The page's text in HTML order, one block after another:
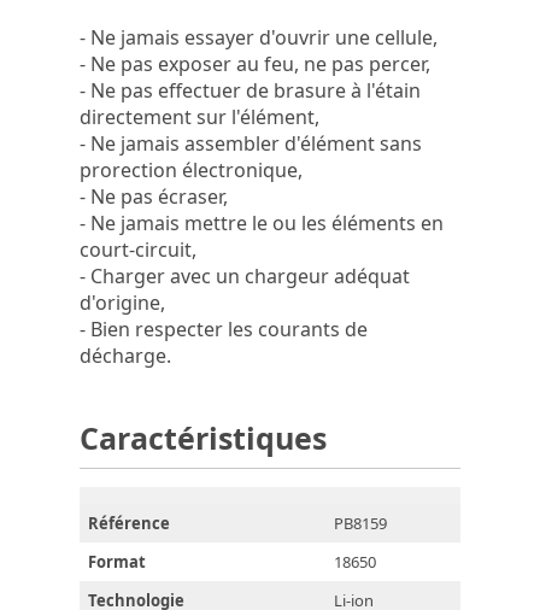
- Ne jamais essayer d'ouvrir une cellule,
- Ne pas exposer au feu, ne pas percer,
- Ne pas effectuer de brasure à l'étain
directement sur l'élément,
- Ne jamais assembler d'élément sans
prorection électronique,
- Ne pas écraser,
- Ne jamais mettre le ou les éléments en
court-circuit,
- Charger avec un chargeur adéquat
d'origine,
- Bien respecter les courants de
décharge.
Caractéristiques
Référence
PB8159
Format
18650
Technologie
Li-ion